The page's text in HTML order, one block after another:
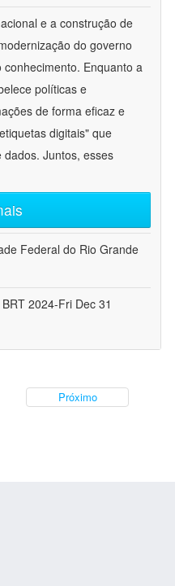
e a construção de
do governo
Enquanto a
políticas e
de forma eficaz e
digitais" que
Juntos, esses
Federal do Rio Grande
2024-Fri Dec 31
Próximo